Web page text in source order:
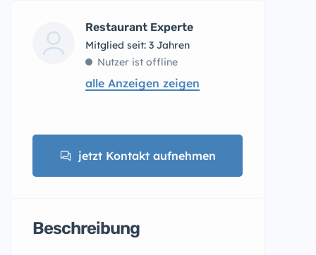
Restaurant Experte
Mitglied seit: 3 Jahren
Nutzer ist offline
alle Anzeigen zeigen
jetzt Kontakt aufnehmen
Beschreibung